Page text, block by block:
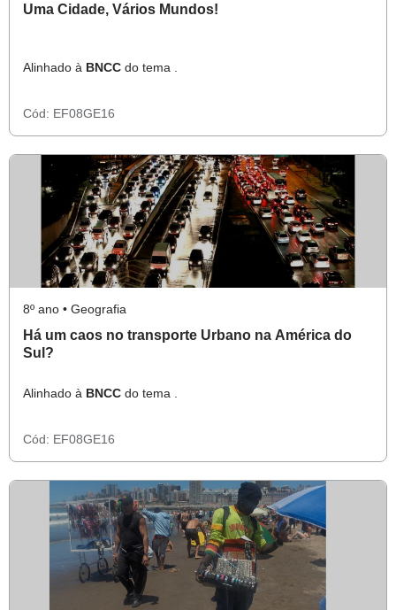
Uma Cidade, Vários Mundos!
Alinhado à BNCC do tema .
Cód: EF08GE16
8º ano • Geografia
Há um caos no transporte Urbano na América do
Sul?
Alinhado à BNCC do tema .
Cód: EF08GE16